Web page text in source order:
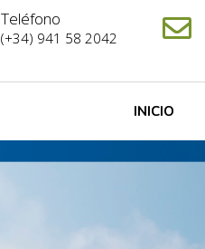
Teléfono
(+34) 941 58 2042
INICIO